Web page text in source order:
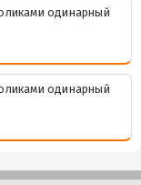
одинарный
одинарный